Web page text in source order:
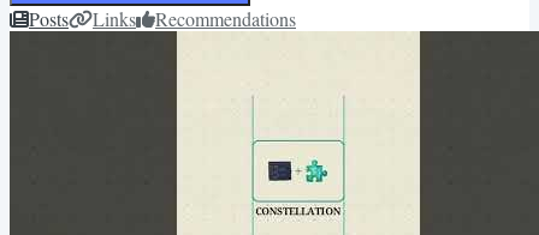
Posts Links Recommendations